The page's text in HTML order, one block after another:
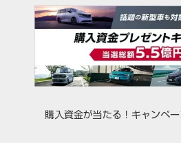
購入資金が当たる！キャンペ